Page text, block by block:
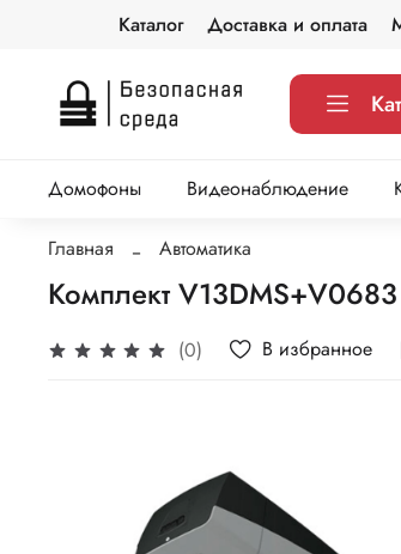
Каталог Доставка и оплата
Домофоны Видеонаблюдение
Главная Автоматика
Комплект
(0) В избранное